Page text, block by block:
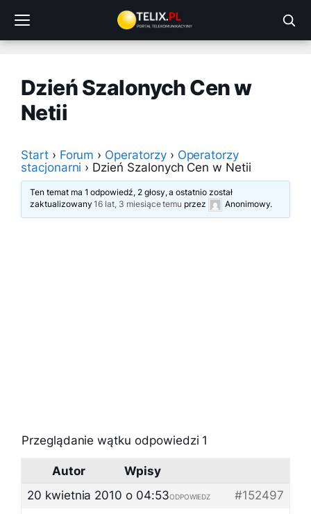
treści
Dzień Szalonych Cen w
Netii
Start › Forum › Operatorzy › Operatorzy
stacjonarni › Dzień Szalonych Cen w Netii
Ten temat ma 1 odpowiedź, 2 głosy, a ostatnio został
zaktualizowany16 lat, 3 miesiące temu przez Anonimowy.
Przeglądanie wątku odpowiedzi 1
Autor
Wpisy
20 kwietnia 2010 o 04:53
#152497
ODPOWIEDZ